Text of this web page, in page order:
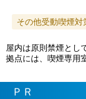
その他受動喫煙対
屋内は原則禁煙とし
拠点には、喫煙専用
ＰＲ